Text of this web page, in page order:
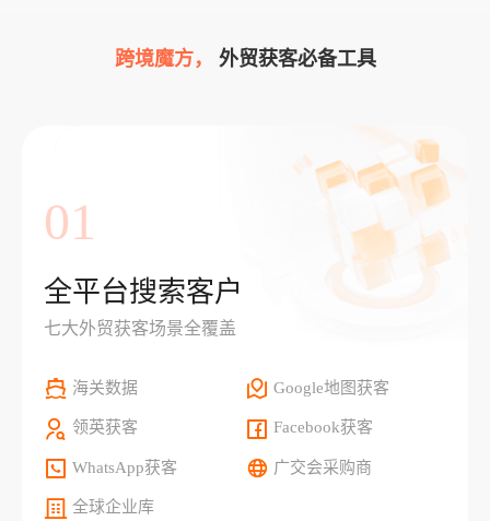
跨境魔方， 外贸获客必备工具
01
全平台搜索客户
七大外贸获客场景全覆盖
海关数据 Google地图获客
领英获客 Facebook获客
WhatsApp获客 广交会采购商
全球企业库